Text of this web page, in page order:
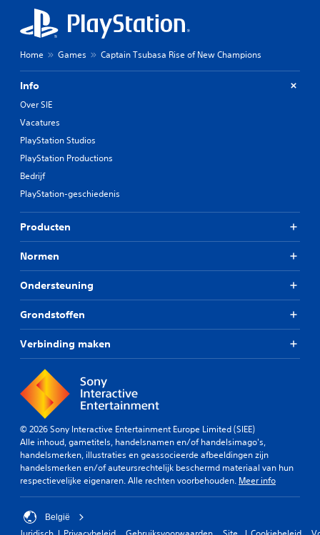
Home Games Captain Tsubasa Rise of New Champions
Info
Over SIE
Vacatures
PlayStation Studios
PlayStation Productions
Bedrijf
PlayStation-geschiedenis
Producten
Normen
Ondersteuning
Grondstoffen
Verbinding maken
© 2026 Sony Interactive Entertainment Europe Limited (SIEE)
Alle inhoud, gametitels, handelsnamen en/of handelsimago's,
handelsmerken, illustraties en geassocieerde afbeeldingen zijn
handelsmerken en/of auteursrechtelijk beschermd materiaal van hun
respectievelijke eigenaren. Alle rechten voorbehouden. Meer info
België